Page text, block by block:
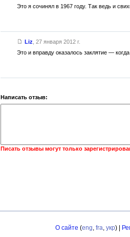
Это я сочинял в 1967 году. Так ведь и
Liz 27 января 2012 г.
Это и вправду оказалось заклятие —
Написать отзыв:
Писать отзывы могут только
О сайте (eng, fra, укр) |